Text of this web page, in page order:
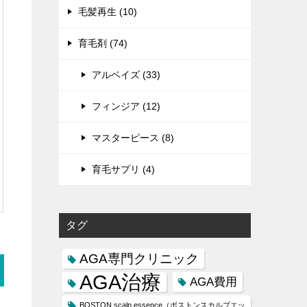
毛髪再生 (10)
育毛剤 (74)
アルベイズ (33)
フィンジア (12)
マスターピース (8)
育毛サプリ (4)
タグ
AGA専門クリニック
AGA治療 AGA費用
BOSTON scalp essence（ボストンスカルプエッ